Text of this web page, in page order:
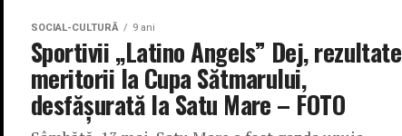
SOCIAL-CULTURĂ 9 ani
Sportivii „Latino Angels” Dej, rezultate
meritorii la Cupa Sătmarului,
desfășurată la Satu Mare – FOTO